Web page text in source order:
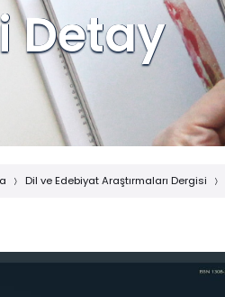
Detay
Dil ve Edebiyat Araştırmaları Dergisi